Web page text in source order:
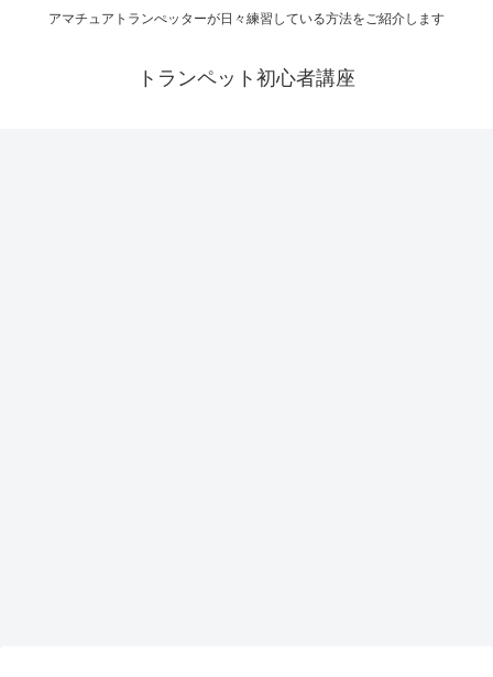
アマチュアトランぺッターが日々練習している方法をご紹介します
トランペット初心者講座